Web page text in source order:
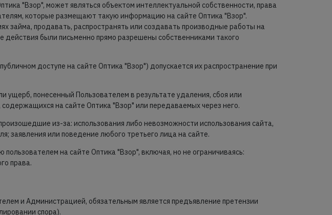
"Взор", может являться объектом интеллектуальной собственности, права
которые размещают такую информацию на сайте Оптика "Взор".
займа, продавать, распространять или создавать производные работы на
действия были письменно прямо разрешены собственниками такого
доступе на сайте Оптика "Взор") допускается их распространение при
понесенный Пользователем в результате удаления, сбоя или
на сайте Оптика "Взор" или передаваемых через него.
из-за: использования либо невозможности использования сайта,
заявления или поведение любого третьего лица на сайте.
на сайте Оптика "Взор", включая, но не ограничиваясь:
права.
и Администрацией, обязательным является предъявление претензии
спора).